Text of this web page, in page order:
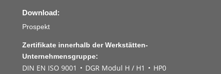
Download:
Prospekt
Zertifikate innerhalb der Werkstätten-
Unternehmensgruppe:
DIN EN ISO 9001 • DGR Modul H / H1 • HP0